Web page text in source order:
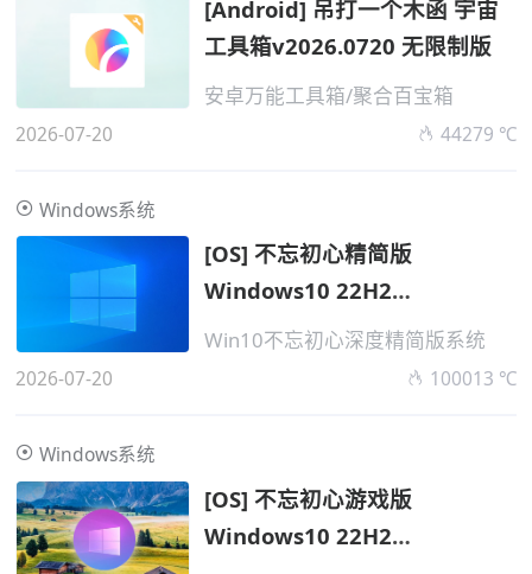
[Android] 吊打一个木函 宇宙
工具箱v2026.0720 无限制版
安卓万能工具箱/聚合百宝箱
2026-07-20 44279 ℃
Windows系统
[OS] 不忘初心精简版
Windows10 22H2
v19045.7548 无更新
Win10不忘初心深度精简版系统
2026-07-20 100013 ℃
Windows系统
[OS] 不忘初心游戏版
Windows10 22H2